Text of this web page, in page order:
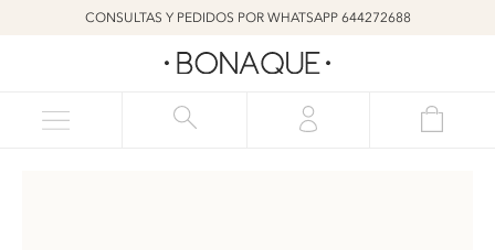
CONSULTAS Y PEDIDOS POR WHATSAPP 644272688